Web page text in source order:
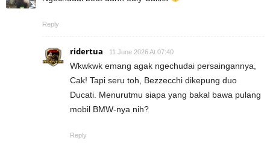
Reply
ridertua 11 June 2026 At 07:40
Wkwkwk emang agak ngechudai persaingannya,
Cak! Tapi seru toh, Bezzecchi dikepung duo
Ducati. Menurutmu siapa yang bakal bawa pulang
mobil BMW-nya nih?
Reply